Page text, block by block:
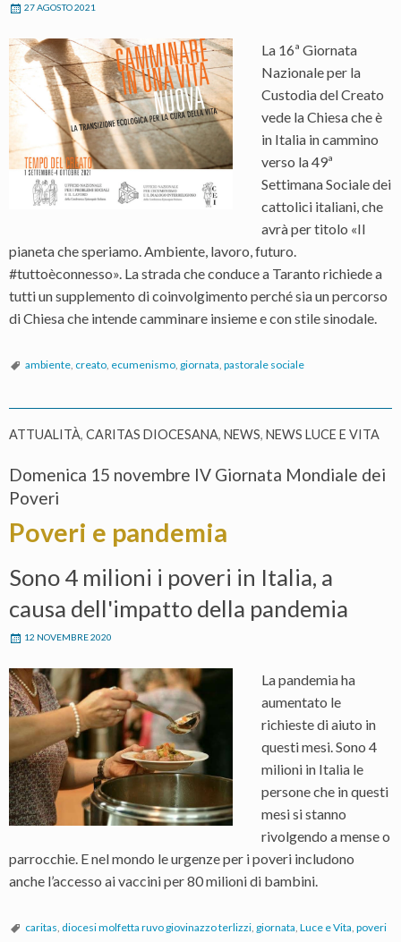
27 AGOSTO 2021
La 16ª Giornata
Nazionale per la
Custodia del Creato
vede la Chiesa che è
in Italia in cammino
verso la 49ª
Settimana Sociale dei
cattolici italiani, che
avrà per titolo «Il
pianeta che speriamo. Ambiente, lavoro, futuro.
#tuttoèconnesso». La strada che conduce a Taranto richiede a
tutti un supplemento di coinvolgimento perché sia un percorso
di Chiesa che intende camminare insieme e con stile sinodale.
ambiente creato ecumenismo giornata pastorale sociale
ATTUALITÀ, CARITAS DIOCESANA, NEWS, NEWS LUCE E VITA
Domenica 15 novembre IV Giornata Mondiale dei
Poveri
Poveri e pandemia
Sono 4 milioni i poveri in Italia, a
causa dell'impatto della pandemia
12 NOVEMBRE 2020
La pandemia ha
aumentato le
richieste di aiuto in
questi mesi. Sono 4
milioni in Italia le
persone che in questi
mesi si stanno
rivolgendo a mense o
parrocchie. E nel mondo le urgenze per i poveri includono
anche l’accesso ai vaccini per 80 milioni di bambini.
caritas diocesi molfetta ruvo giovinazzo terlizzi giornata Luce e Vita poveri